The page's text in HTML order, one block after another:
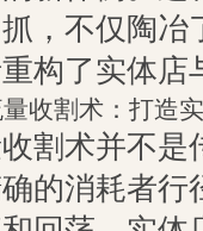
，不仅陶冶
构了实体店
收割术：打造
割术并不是
的消耗者行